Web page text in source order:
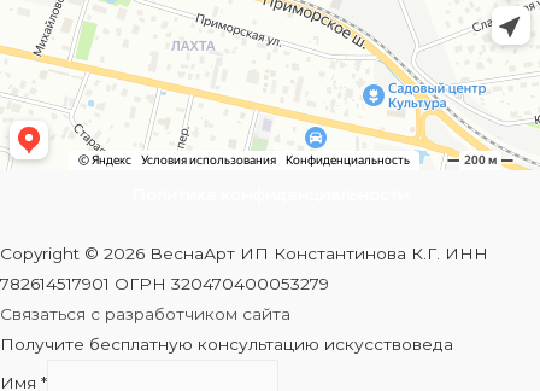
Copyright © 2026 ВеснаАрт ИП Константинова К.Г. ИНН
782614517901 ОГРН 320470400053279
Связаться с разработчиком сайта
Получите бесплатную консультацию искусствоведа
Имя *